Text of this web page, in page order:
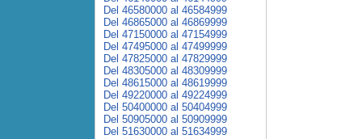
Del 46580000 al 46584999
Del 46865000 al 46869999
Del 47150000 al 47154999
Del 47495000 al 47499999
Del 47825000 al 47829999
Del 48305000 al 48309999
Del 48615000 al 48619999
Del 49220000 al 49224999
Del 50400000 al 50404999
Del 50905000 al 50909999
Del 51630000 al 51634999